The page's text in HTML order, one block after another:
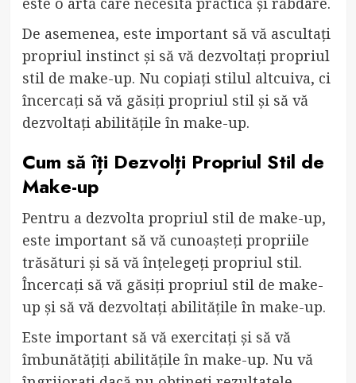
De asemenea, este important să vă ascultați
propriul instinct și să vă dezvoltați propriul
stil de make-up. Nu copiați stilul altcuiva, ci
încercați să vă găsiți propriul stil și să vă
dezvoltați abilitățile în make-up.
Cum să îți Dezvolți Propriul Stil de
Make-up
Pentru a dezvolta propriul stil de make-up,
este important să vă cunoașteți propriile
trăsături și să vă înțelegeți propriul stil.
Încercați să vă găsiți propriul stil de make-
up și să vă dezvoltați abilitățile în make-up.
Este important să vă exercitați și să vă
îmbunătățiți abilitățile în make-up. Nu vă